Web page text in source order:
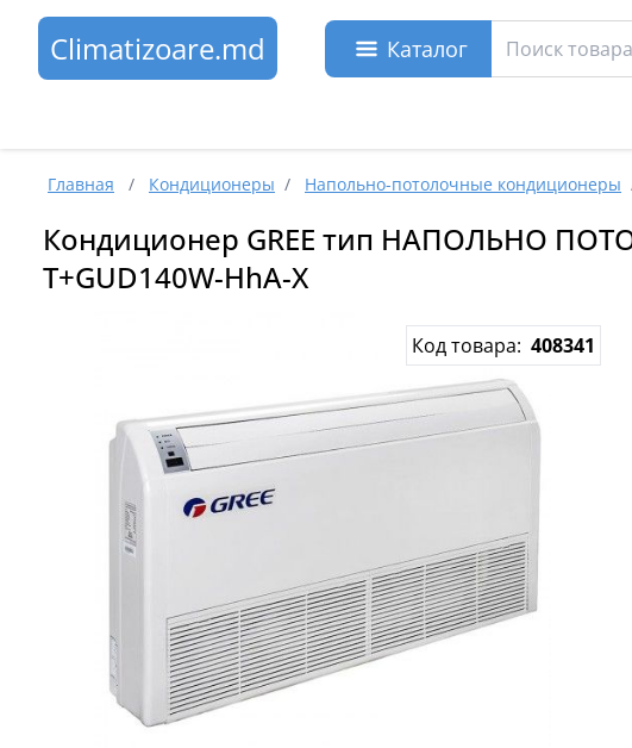
Climatizoare.md Каталог
Главная / Кондиционеры / Напольно-потолочные кондиционеры
Кондиционер GREE тип НАПОЛЬНО
T+GUD140W-HhA-X
Код товара: 408341